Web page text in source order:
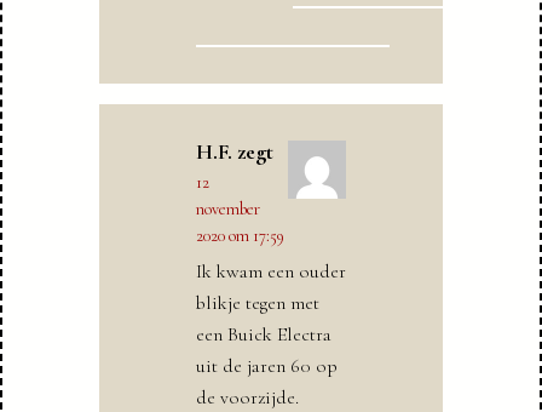
H.F. zegt
12
november
2020 om 17:59
Ik kwam een ouder
blikje tegen met
een Buick Electra
uit de jaren 60 op
de voorzijde.